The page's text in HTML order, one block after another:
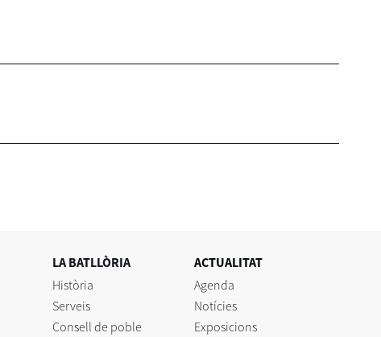
LA BATLLÒRIA
Història
Serveis
Consell de poble
ACTUALITAT
Agenda
Notícies
Exposicions